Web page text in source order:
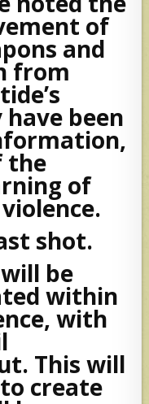
of
and
from
been
the
of
shot.
be
within
with
This will
create